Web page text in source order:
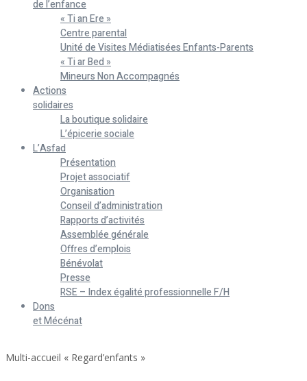
de l’enfance
« Ti an Ere »
Centre parental
Unité de Visites Médiatisées Enfants-Parents
« Ti ar Bed »
Mineurs Non Accompagnés
Actions
solidaires
La boutique solidaire
L’épicerie sociale
L’Asfad
Présentation
Projet associatif
Organisation
Conseil d’administration
Rapports d’activités
Assemblée générale
Offres d’emplois
Bénévolat
Presse
RSE – Index égalité professionnelle F/H
Dons
et Mécénat
Multi-accueil « Regard’enfants »